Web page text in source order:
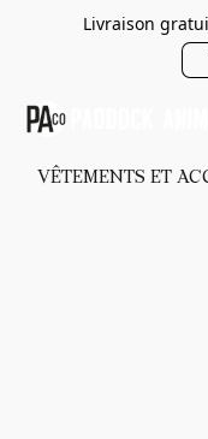
Livraison
VÊTEMENTS ET